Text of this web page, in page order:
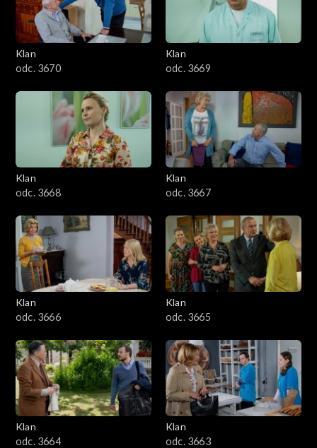
Klan
odc. 3670
Klan
odc. 3669
Klan
odc. 3668
Klan
odc. 3667
Klan
odc. 3666
Klan
odc. 3665
Klan
odc. 3664
Klan
odc. 3663